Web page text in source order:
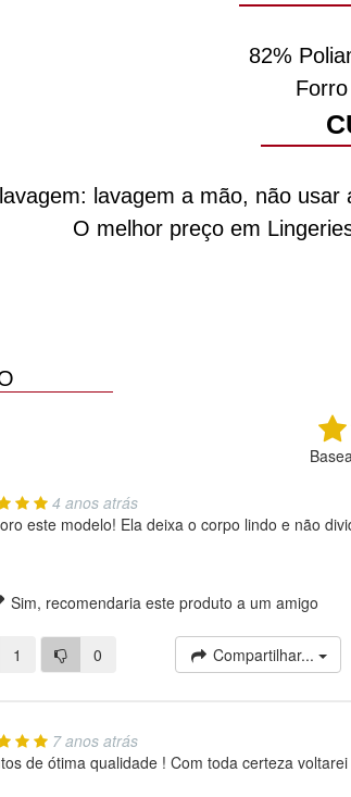
82%
lavagem a mão, não
O melhor preço em
4 anos atrás
este modelo! Ela deixa o corpo lindo e não
Sim, recomendaria este produto a um amigo
1 0 Compartilhar...
7 anos atrás
de ótima qualidade ! Com toda certeza